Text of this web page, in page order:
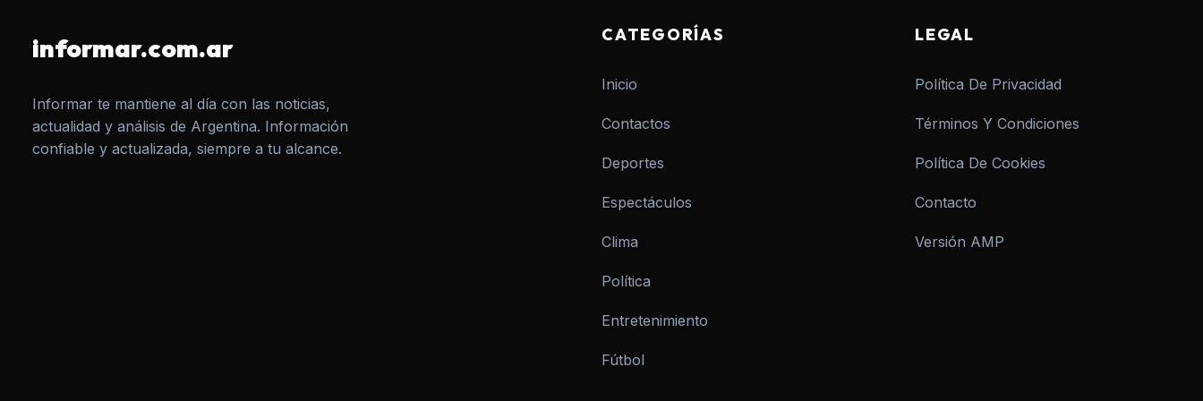
informar.com.ar
Informar te mantiene al día con las noticias,
actualidad y análisis de Argentina. Información
confiable y actualizada, siempre a tu alcance.
CATEGORÍAS
Inicio
Contactos
Deportes
Espectáculos
Clima
Política
Entretenimiento
Fútbol
LEGAL
Política De Privacidad
Términos Y Condiciones
Política De Cookies
Contacto
Versión AMP